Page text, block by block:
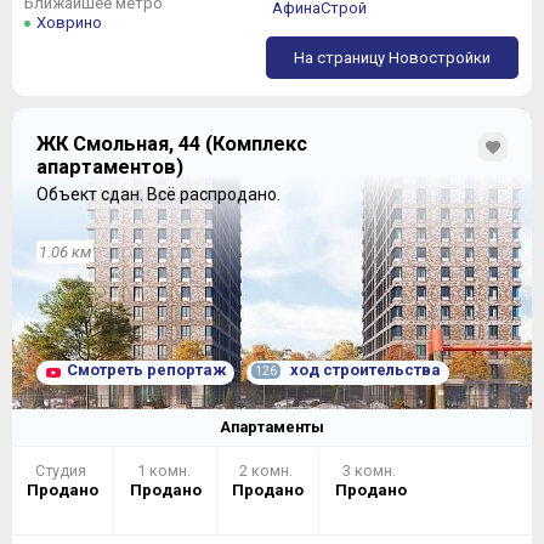
Дальше – больше (вернее – меньше). 1, 6, 7 этажи
корпуса С1, и 1, 9, 10 этажи корпуса С2 занимают
четыре квартиры:
Ховрино
АфинаСтрой
На страницу Новостройки
ЖК Смольная, 44 (Комплекс
апартаментов)
Объект сдан. Всё распродано.
1.06 км
Смотреть репортаж 126 ход строительства
Апартаменты
Студия
Продано
1 комн.
Продано
2 комн.
Продано
3 комн.
Продано